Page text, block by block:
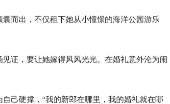
而出，不仅租下她从小憧憬的海洋公园游乐
证，要让她嫁得风风光光。在婚礼意外沦为闹
己硬撑，“我的新郎在哪里，我的婚礼就在哪